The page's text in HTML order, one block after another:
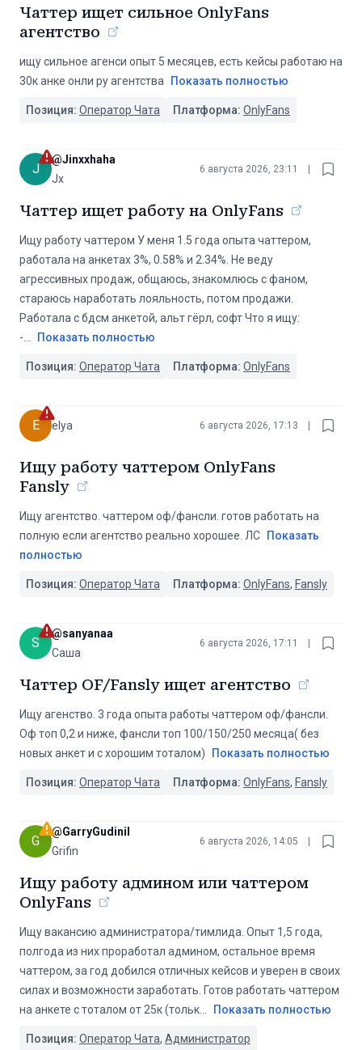
Чаттер ищет сильное OnlyFans
агентство
ищу сильное агенси опыт 5 месяцев, есть кейсы работаю на
30к анке онли ру агентства
Показать полностью
Позиция: Оператор Чата Платформа: OnlyFans
J
@Jinxxhaha
Jx
6 августа 2026, 23:11
Чаттер ищет работу на OnlyFans
Ищу работу чаттером У меня 1.5 года опыта чаттером,
работала на анкетах 3%, 0.58% и 2.34%. Не веду
агрессивных продаж, общаюсь, знакомлюсь с фаном,
стараюсь наработать лояльность, потом продажи.
Работала с бдсм анкетой, альт гёрл, софт Что я ищу:
-
Показать полностью
Позиция: Оператор Чата Платформа: OnlyFans
E elya 6 августа 2026, 17:13
Ищу работу чаттером OnlyFans
Fansly
Ищу агентство. чаттером оф/фансли. готов работать на
полную если агентство реально хорошее. ЛС
Показать
полностью
Позиция: Оператор Чата Платформа: OnlyFans, Fansly
S
@sanyanaa
Саша
6 августа 2026, 17:11
Чаттер OF/Fansly ищет агентство
Ищу агенство. 3 года опыта работы чаттером оф/фансли.
Оф топ 0,2 и ниже, фансли топ 100/150/250 месяца( без
новых анкет и с хорошим тоталом)
Показать полностью
Позиция: Оператор Чата Платформа: OnlyFans, Fansly
G
@GarryGudinil
Grifin
6 августа 2026, 14:05
Ищу работу админом или чаттером
OnlyFans
Ищу вакансию администратора/тимлида. Опыт 1,5 года,
полгода из них проработал админом, остальное время
чаттером, за год добился отличных кейсов и уверен в своих
силах и возможности заработать. Готов работать чаттером
на анкете с тоталом от 25к (тольк
Показать полностью
Позиция: Оператор Чата, Администратор